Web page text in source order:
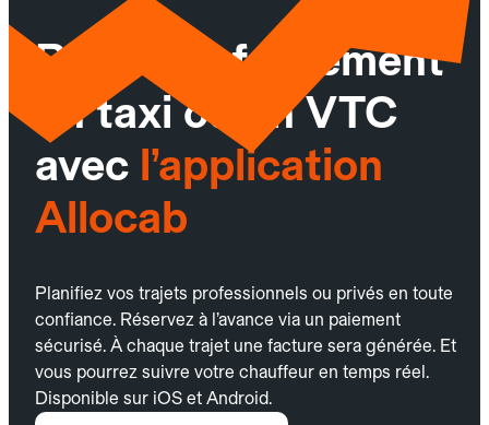
Réservez facilement
un taxi ou un VTC
avec l’application
Allocab
Planifiez vos trajets professionnels ou privés en toute
confiance. Réservez à l’avance via un paiement
sécurisé. À chaque trajet une facture sera générée. Et
vous pourrez suivre votre chauffeur en temps réel.
Disponible sur iOS et Android.